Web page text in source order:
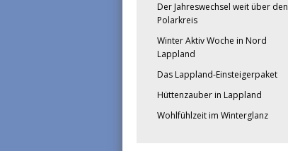
Der Jahreswechsel weit über den
Polarkreis
Winter Aktiv Woche in Nord
Lappland
Das Lappland-Einsteigerpaket
Hüttenzauber in Lappland
Wohlfühlzeit im Winterglanz